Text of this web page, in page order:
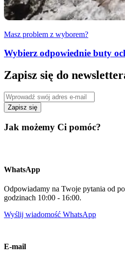
Masz problem z wyborem?
Wybierz odpowiednie buty
Zapisz się do
Zapisz się
Jak możemy Ci pomóc?
WhatsApp
Odpowiadamy na Twoje pytania od
godzinach 10:00 - 16:00.
Wyślij wiadomość WhatsApp
E-mail